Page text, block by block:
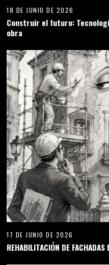
18 DE JUNIO DE 2026
Construir el futuro:
obra
17 DE JUNIO DE 2026
REHABILITACIÓN DE FACHADAS